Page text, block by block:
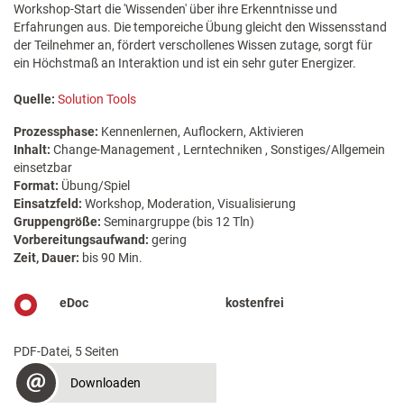
Workshop-Start die 'Wissenden' über ihre Erkenntnisse und
Erfahrungen aus. Die temporeiche Übung gleicht den Wissensstand
der Teilnehmer an, fördert verschollenes Wissen zutage, sorgt für
ein Höchstmaß an Interaktion und ist ein sehr guter Energizer.
Quelle: Solution Tools
Prozessphase: Kennenlernen, Auflockern, Aktivieren
Inhalt: Change-Management , Lerntechniken , Sonstiges/Allgemein
einsetzbar
Format: Übung/Spiel
Einsatzfeld: Workshop, Moderation, Visualisierung
Gruppengröße: Seminargruppe (bis 12 Tln)
Vorbereitungsaufwand: gering
Zeit, Dauer: bis 90 Min.
eDoc kostenfrei
PDF-Datei, 5 Seiten
Downloaden